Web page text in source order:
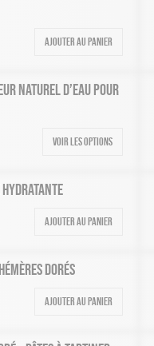
Ajouter au panier
NATUREL D’EAU POUR
Voir les options
Ajouter au panier
DORÉS
Ajouter au panier